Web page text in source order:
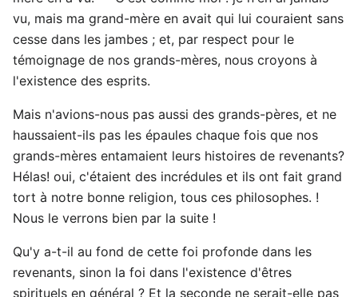
vu, mais ma grand-mère en avait qui lui couraient sans
cesse dans les jambes ; et, par respect pour le
témoignage de nos grands-mères, nous croyons à
l'existence des esprits.
Mais n'avions-nous pas aussi des grands-pères, et ne
haussaient-ils pas les épaules chaque fois que nos
grands-mères entamaient leurs histoires de revenants?
Hélas! oui, c'étaient des incrédules et ils ont fait grand
tort à notre bonne religion, tous ces philosophes. !
Nous le verrons bien par la suite !
Qu'y a-t-il au fond de cette foi profonde dans les
revenants, sinon la foi dans l'existence d'êtres
spirituels en général ? Et la seconde ne serait-elle pas